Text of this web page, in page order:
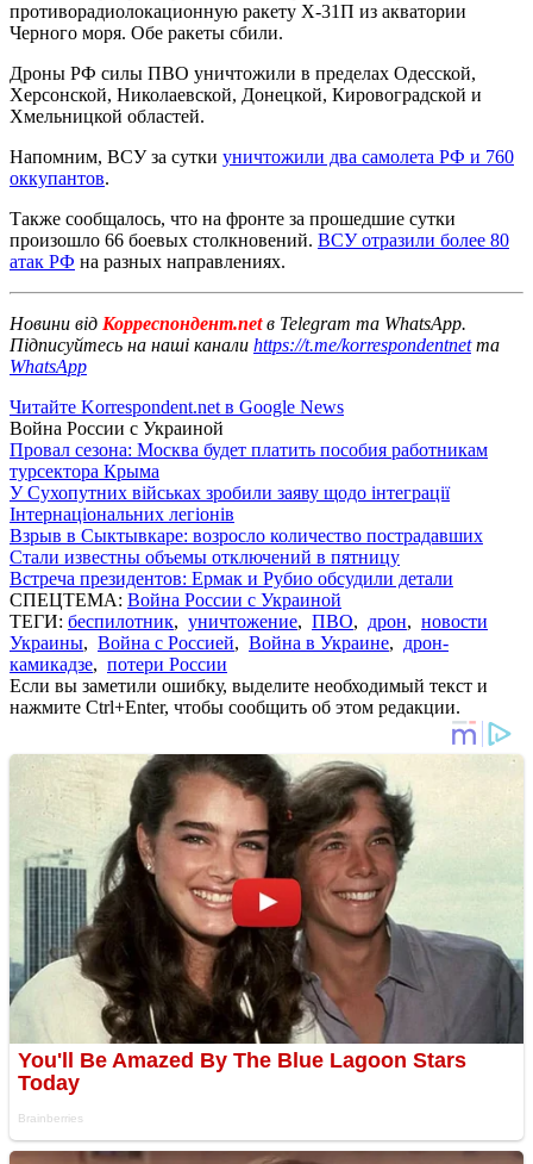
противорадиолокационную ракету Х-31П из акватории
Черного моря. Обе ракеты сбили.
Дроны РФ силы ПВО уничтожили в пределах Одесской,
Херсонской, Николаевской, Донецкой, Кировоградской и
Хмельницкой областей.
Напомним, ВСУ за сутки уничтожили два самолета РФ и 760
оккупантов.
Также сообщалось, что на фронте за прошедшие сутки
произошло 66 боевых столкновений. ВСУ отразили более 80
атак РФ на разных направлениях.
Новини від Корреспондент.netв Telegram та WhatsApp.
Підписуйтесь на наші канали https://t.me/korrespondentnetта
WhatsApp
Читайте Korrespondent.net в Google News
Война России с Украиной
Провал сезона: Москва будет платить пособия работникам
турсектора Крыма
У Сухопутних військах зробили заяву щодо інтеграції
Інтернаціональних легіонів
Взрыв в Сыктывкаре: возросло количество пострадавших
Стали известны объемы отключений в пятницу
Встреча президентов: Ермак и Рубио обсудили детали
СПЕЦТЕМА: Война России с Украиной
ТЕГИ: беспилотник, уничтожение, ПВО, дрон, новости
Украины, Война с Россией, Война в Украине, дрон-
камикадзе, потери России
Если вы заметили ошибку, выделите необходимый текст и
нажмите Ctrl+Enter, чтобы сообщить об этом редакции.